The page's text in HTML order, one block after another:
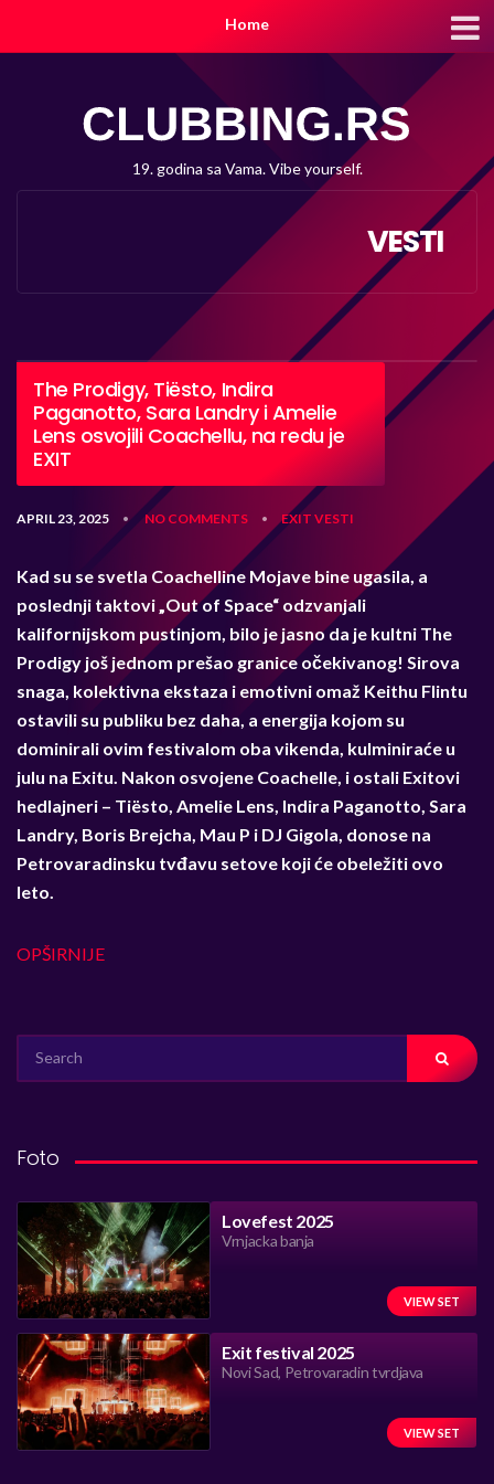
Home
19. godina sa Vama. Vibe yourself.
VESTI
The Prodigy, Tiësto, Indira
Paganotto, Sara Landry i Amelie
Lens osvojili Coachellu, na redu je
EXIT
APRIL 23, 2025 • NO COMMENTS • EXIT VESTI
Kad su se svetla Coachelline Mojave bine ugasila, a
poslednji taktovi„Out of Space“ odzvanjali
kalifornijskom pustinjom, bilo je jasno da je kultni The
Prodigy još jednom prešao granice očekivanog! Sirova
snaga, kolektivna ekstaza i emotivni omaž Keithu Flintu
ostavili su publiku bez daha, a energija kojom su
dominirali ovim festivalom oba vikenda, kulminiraće u
julu na Exitu. Nakon osvojene Coachelle, i ostali Exitovi
hedlajneri – Tiësto, Amelie Lens, Indira Paganotto, Sara
Landry, Boris Brejcha, Mau P i DJ Gigola, donose na
Petrovaradinsku tvđavu setove koji će obeležiti ovo
leto.
OPŠIRNIJE
FOR:
Foto
Lovefest 2025
Vrnjacka banja
VIEW SET
Exit festival 2025
Novi Sad, Petrovaradin tvrdjava
VIEW SET